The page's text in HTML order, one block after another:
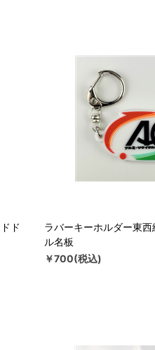
ド
ラバーキーホルダー東
ル名板
￥700(税込)